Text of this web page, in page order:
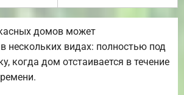
домов может
нескольких видах: полностью под
когда дом отстаивается в течение